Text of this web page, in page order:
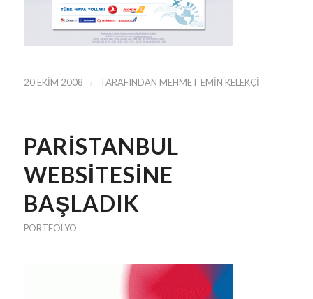
20 EKIM 2008 / TARAFINDAN MEHMET EMIN KELEKÇI
PARISTANBUL
WEBSITESINE
BAŞLADIK
PORTFOLYO